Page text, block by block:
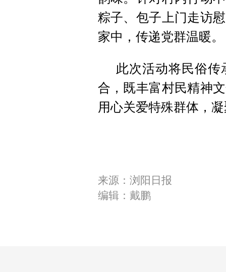
粽子、包子上门走访
家中，传递党群温暖。
此次活动将民俗
合，既丰富村民精神
用心关爱特殊群体，
来源：浏阳日报
编辑：戴鹏